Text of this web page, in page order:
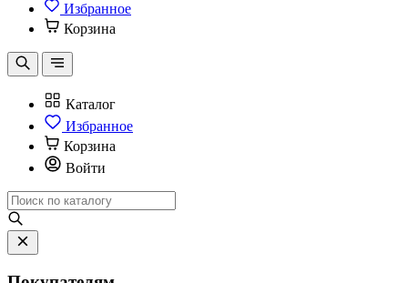
Избранное
Корзина
Каталог
Избранное
Корзина
Войти